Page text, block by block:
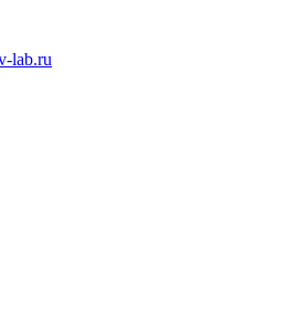
lab.ru